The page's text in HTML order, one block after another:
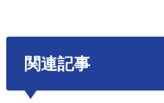
関連記事